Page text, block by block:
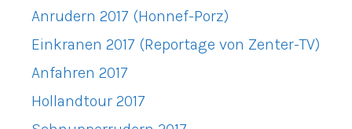
Anrudern 2017 (Honnef-Porz)
Einkranen 2017 (Reportage von Zenter-TV)
Anfahren 2017
Hollandtour 2017